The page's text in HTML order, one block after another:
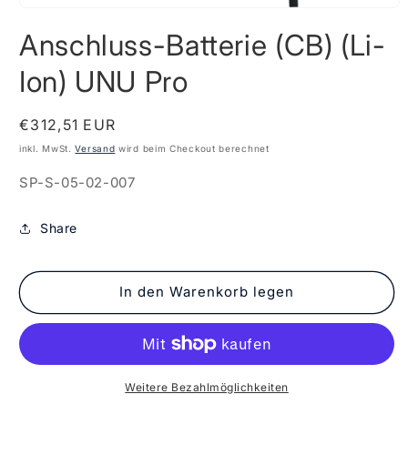
in
Modal
Anschluss-Batterie (CB) (Li-
Ion) UNU Pro
Normaler
Preis
€312,51 EUR
inkl. MwSt.Versand wird beim Checkout berechnet
SKU:
SP-S-05-02-007
Share
In den Warenkorb legen
Weitere Bezahlmöglichkeiten